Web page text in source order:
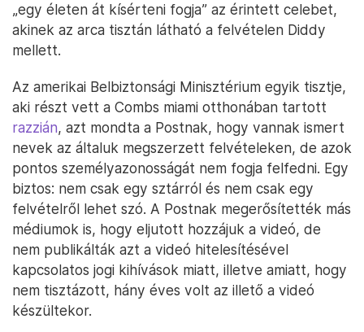
„egy életen át kísérteni fogja” az érintett celebet,
akinek az arca tisztán látható a felvételen Diddy
mellett.
Az amerikai Belbiztonsági Minisztérium egyik tisztje,
aki részt vett a Combs miami otthonában tartott
razzián, azt mondta a Postnak, hogy vannak ismert
nevek az általuk megszerzett felvételeken, de azok
pontos személyazonosságát nem fogja felfedni. Egy
biztos: nem csak egy sztárról és nem csak egy
felvételről lehet szó. A Postnak megerősítették más
médiumok is, hogy eljutott hozzájuk a videó, de
nem publikálták azt a videó hitelesítésével
kapcsolatos jogi kihívások miatt, illetve amiatt, hogy
nem tisztázott, hány éves volt az illető a videó
készültekor.